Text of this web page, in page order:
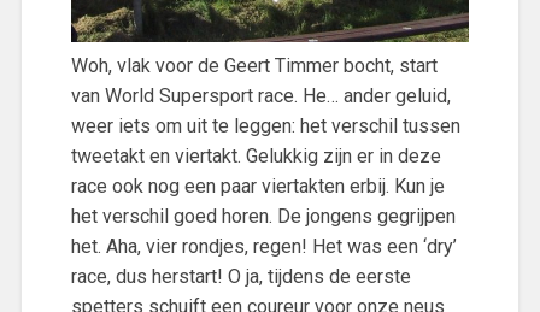
Woh, vlak voor de Geert Timmer bocht, start
van World Supersport race. He… ander geluid,
weer iets om uit te leggen: het verschil tussen
tweetakt en viertakt. Gelukkig zijn er in deze
race ook nog een paar viertakten erbij. Kun je
het verschil goed horen. De jongens gegrijpen
het. Aha, vier rondjes, regen! Het was een ‘dry’
race, dus herstart! O ja, tijdens de eerste
spetters schuift een coureur voor onze neus